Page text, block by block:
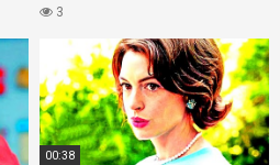
Сюжет и дата выхода Фильм
3
00:38